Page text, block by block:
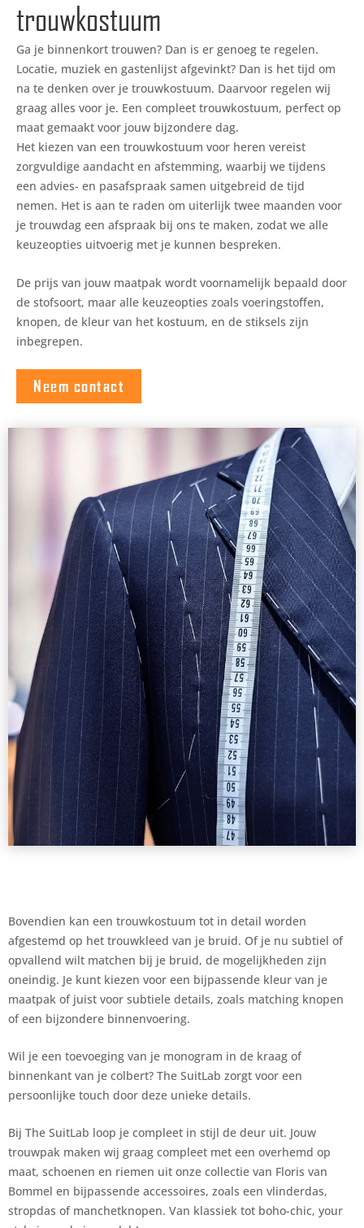
trouwkostuum
Ga je binnenkort trouwen? Dan is er genoeg te regelen.
Locatie, muziek en gastenlijst afgevinkt? Dan is het tijd om
na te denken over je trouwkostuum. Daarvoor regelen wij
graag alles voor je. Een compleet trouwkostuum, perfect op
maat gemaakt voor jouw bijzondere dag.
Het kiezen van een trouwkostuum voor heren vereist
zorgvuldige aandacht en afstemming, waarbij we tijdens
een advies- en pasafspraak samen uitgebreid de tijd
nemen. Het is aan te raden om uiterlijk twee maanden voor
je trouwdag een afspraak bij ons te maken, zodat we alle
keuzeopties uitvoerig met je kunnen bespreken.
De prijs van jouw maatpak wordt voornamelijk bepaald door
de stofsoort, maar alle keuzeopties zoals voeringstoffen,
knopen, de kleur van het kostuum, en de stiksels zijn
inbegrepen.
Neem contact
Bovendien kan een trouwkostuum tot in detail worden
afgestemd op het trouwkleed van je bruid. Of je nu subtiel of
opvallend wilt matchen bij je bruid, de mogelijkheden zijn
oneindig. Je kunt kiezen voor een bijpassende kleur van je
maatpak of juist voor subtiele details, zoals matching knopen
of een bijzondere binnenvoering.
Wil je een toevoeging van je monogram in de kraag of
binnenkant van je colbert? The SuitLab zorgt voor een
persoonlijke touch door deze unieke details.
Bij The SuitLab loop je compleet in stijl de deur uit. Jouw
trouwpak maken wij graag compleet met een overhemd op
maat, schoenen en riemen uit onze collectie van Floris van
Bommel en bijpassende accessoires, zoals een vlinderdas,
stropdas of manchetknopen. Van klassiek tot boho-chic, your